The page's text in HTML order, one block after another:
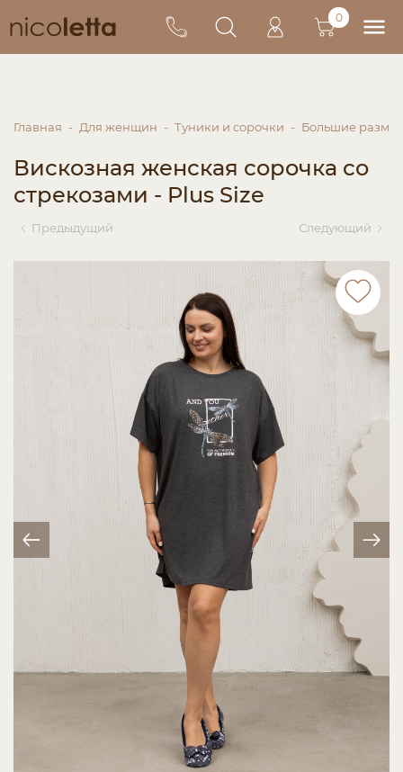
0
Главная Для женщин Туники и сорочки Большие
Вискозная женская сорочка со
стрекозами - Plus Size
Предыдущий Следующий